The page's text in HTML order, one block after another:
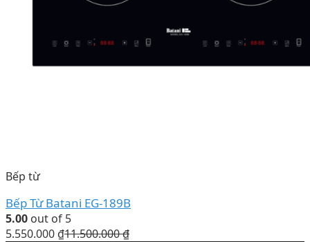
Bếp từ
Bếp Từ Batani EG-189B
5.00 out of 5
5.550.000 ₫11.500.000₫